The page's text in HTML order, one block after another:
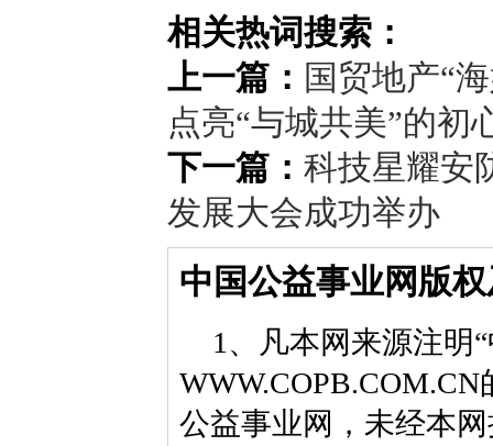
相关热词搜索：
上一篇： 国贸地产“
点亮“与城共美”的初
下一篇： 科技星耀安
发展大会成功举办
中国公益事业网版
1、凡本网来源注明
公益事业网，未经本